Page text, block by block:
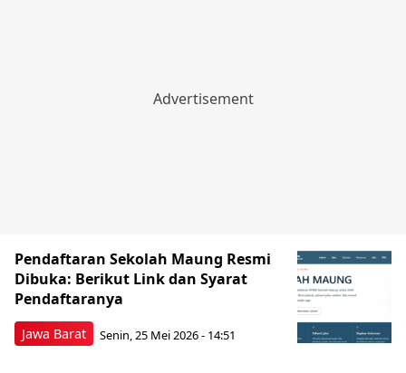
Jawa Barat
Pendaftaran Sekolah Maung Resmi
Dibuka: Berikut Link dan Syarat
Pendaftaranya
Senin, 25 Mei 2026 - 14:51